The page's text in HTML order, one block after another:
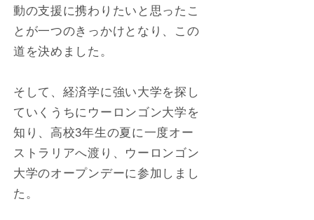
動の支援に携わりたいと思ったこ
とが一つのきっかけとなり、この
道を決めました。
そして、経済学に強い大学を探し
ていくうちにウーロンゴン大学を
知り、高校3年生の夏に一度オー
ストラリアへ渡り、ウーロンゴン
大学のオープンデーに参加しまし
た。